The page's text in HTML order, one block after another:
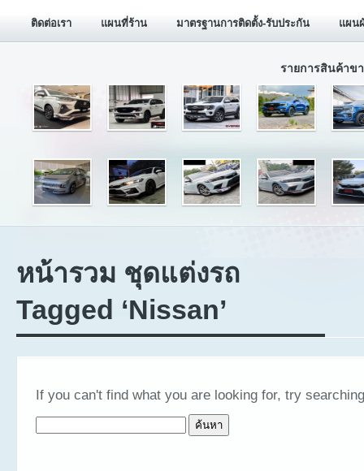
ติดต่อเรา แผนที่ร้าน มาตรฐานการติดตั้ง-รับประกัน แผน
รายการสินค้าข
หน้ารวม ชุดแต่งรถ
Tagged ‘Nissan’
If you can't find what you are looking for, try